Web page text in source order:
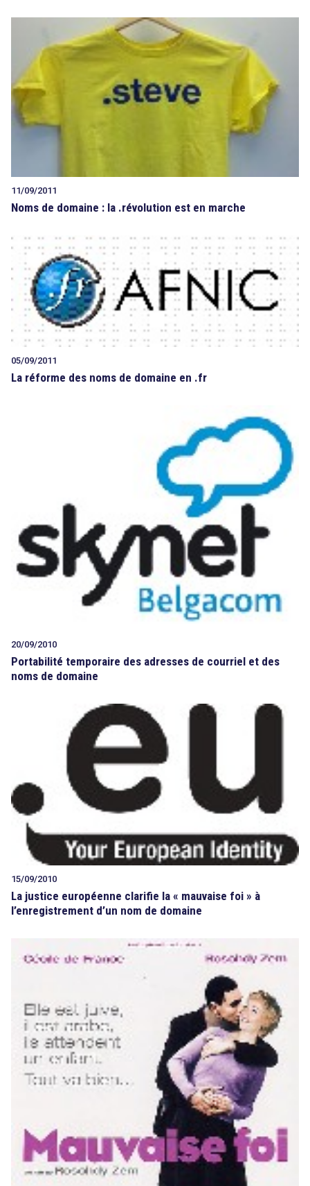
11/09/2011
Noms de domaine : la .révolution est en marche
05/09/2011
La réforme des noms de domaine en .fr
20/09/2010
Portabilité temporaire des adresses de courriel et des
noms de domaine
15/09/2010
La justice européenne clarifie la « mauvaise foi » à
l’enregistrement d’un nom de domaine
search